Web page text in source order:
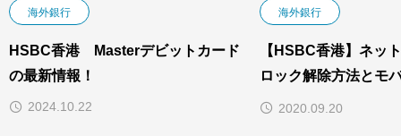
海外銀行
HSBC香港 Masterデビットカード
の最新情報！
2024.10.22
海外銀行
【HSBC香港】ネッ
ロック解除方法とモ
対策2020.09.20